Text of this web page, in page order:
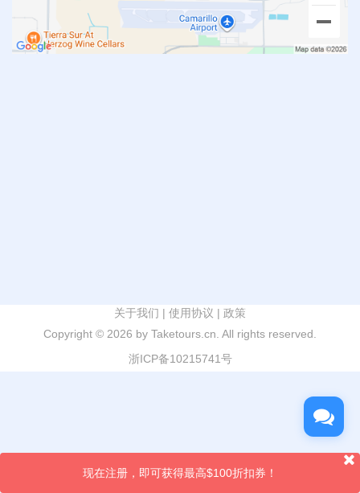
关于我们 | 使用协议 | 政策
Copyright © 2026 by Taketours.cn. All rights reserved.
浙ICP备10215741号
现在注册，即可获得最高$100折扣券！